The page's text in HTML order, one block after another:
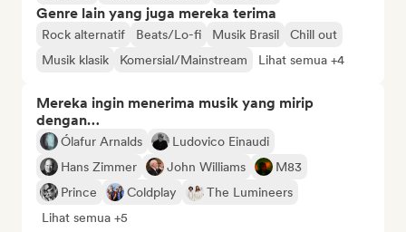
Genre lain yang juga mereka terima
Rock alternatif Beats/Lo-fi Musik Brasil
Chill out
Musik klasik
Komersial/Mainstream Lihat semua +4
Mereka ingin menerima musik yang mirip
dengan…
Ólafur Arnalds
Ludovico Einaudi
Hans Zimmer
John Williams
M83
Prince
Coldplay
The Lumineers
Lihat semua +5